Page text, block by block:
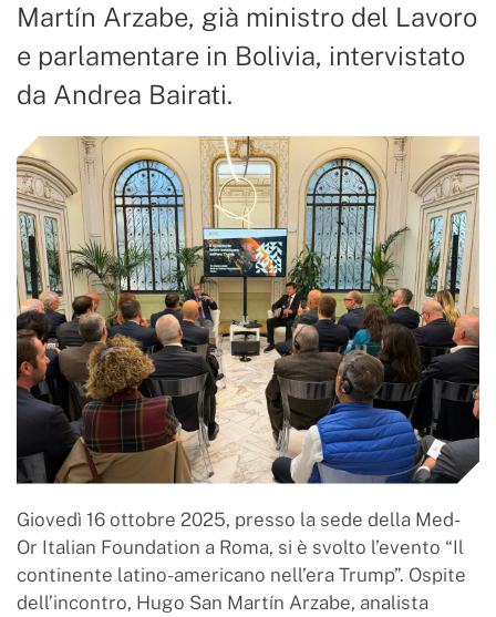
Martín Arzabe, già ministro del Lavoro
e parlamentare in Bolivia, intervistato
da Andrea Bairati.
Giovedì 16 ottobre 2025, presso la sede della Med-
Or Italian Foundation a Roma, si è svolto l’evento “Il
continente latino-americano nell’era Trump”. Ospite
dell’incontro, Hugo San Martín Arzabe, analista